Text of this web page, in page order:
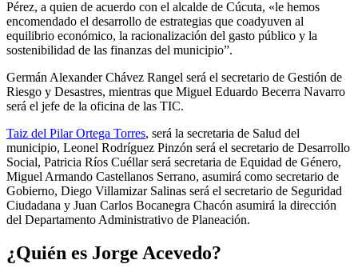
Pérez, a quien de acuerdo con el alcalde de Cúcuta, «le hemos
encomendado el desarrollo de estrategias que coadyuven al
equilibrio económico, la racionalización del gasto público y la
sostenibilidad de las finanzas del municipio”.
Germán Alexander Chávez Rangel será el secretario de Gestión de
Riesgo y Desastres, mientras que Miguel Eduardo Becerra Navarro
será el jefe de la oficina de las TIC.
Taiz del Pilar Ortega Torres, será la secretaria de Salud del
municipio, Leonel Rodríguez Pinzón será el secretario de Desarrollo
Social, Patricia Ríos Cuéllar será secretaria de Equidad de Género,
Miguel Armando Castellanos Serrano, asumirá como secretario de
Gobierno, Diego Villamizar Salinas será el secretario de Seguridad
Ciudadana y Juan Carlos Bocanegra Chacón asumirá la dirección
del Departamento Administrativo de Planeación.
¿Quién es Jorge Acevedo?